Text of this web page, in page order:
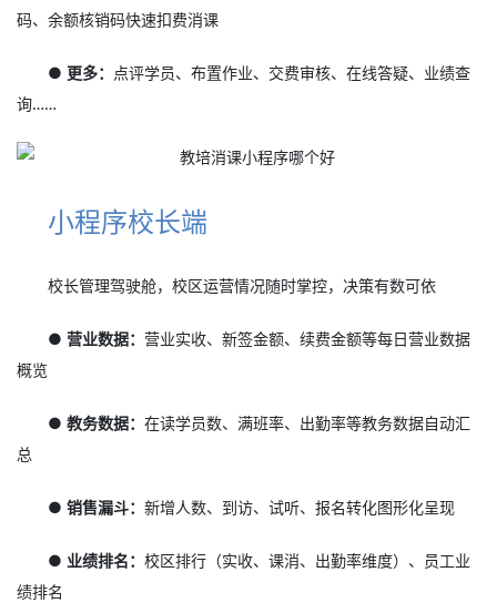
码、余额核销码快速扣费消课
● 更多： 点评学员、布置作业、交费审核、在线答疑、业绩查
询……
小程序校长端
校长管理驾驶舱，校区运营情况随时掌控，决策有数可依
● 营业数据：营业实收、新签金额、续费金额等每日营业数据
概览
● 教务数据：在读学员数、满班率、出勤率等教务数据自动汇
总
● 销售漏斗：新增人数、到访、试听、报名转化图形化呈现
● 业绩排名：校区排行（实收、课消、出勤率维度）、员工业
绩排名